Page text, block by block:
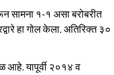
सामना १-१ असा बरोबरीत
हा गोल केला. अतिरिक्त ३०
आहे. यापूर्वी २०१४ व